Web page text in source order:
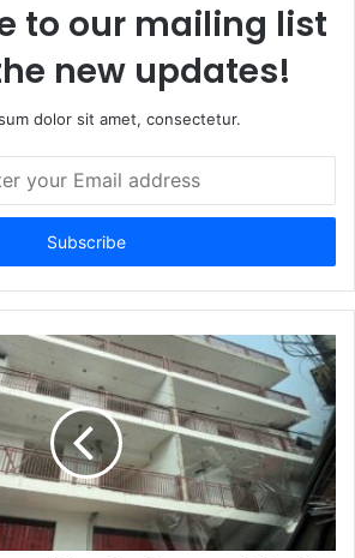
to our mailing list
new updates!
dolor sit amet, consectetur.